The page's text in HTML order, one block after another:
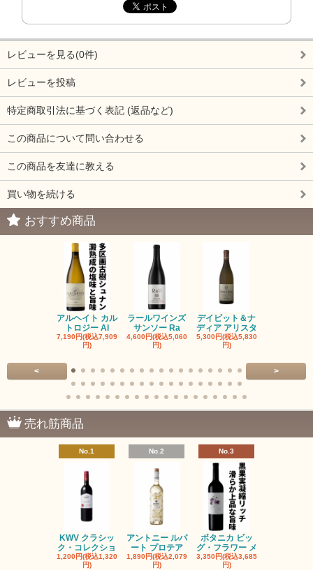
レビューを見る(0件)
レビューを投稿
特定商取引法に基づく表記 (返品など)
この商品について問い合わせる
この商品を友達に教える
買い物を続ける
おすすめ商品
アルヘイト カル
トロジー Al
7,190円(税込7,909
円)
ラールワインズ
サンソー Ra
4,600円(税込5,060
円)
デイビット＆ナ
ディア アリスタ
5,300円(税込5,830
円)
< >
売れ筋商品
No.1
KWV クラシッ
ク・コレクショ
1,200円(税込1,320
円)
No.2
アントニー ルパ
ート プロテア
1,890円(税込2,079
円)
No.3
ボタニカ ビッ
グ・フラワー メ
3,350円(税込3,685
円)